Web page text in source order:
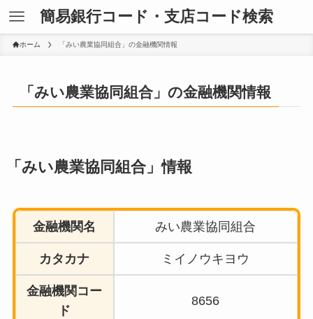
簡易銀行コード・支店コード検索
ホーム 「みい農業協同組合」の金融機関情報
「みい農業協同組合」の金融機関情報
「みい農業協同組合」情報
金融機関名 みい農業協同組合
カタカナ ミイノウキヨウ
金融機関コー
ド
8656